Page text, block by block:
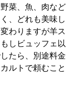
菜、魚、肉など
、どれも美味し
わりますが羊ス
しビュッフェ以
たら、別途料金
ルトで頼むこと